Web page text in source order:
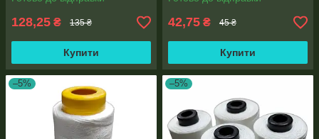
128,25 ₴ 135 ₴
Купити
42,75 ₴ 45 ₴
Купити
–5% –5%